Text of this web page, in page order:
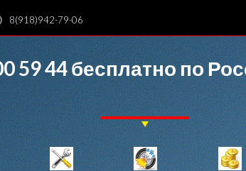
8(918)942-79-06
59 44бесплатно по